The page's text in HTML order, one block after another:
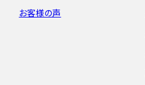
お客様の声